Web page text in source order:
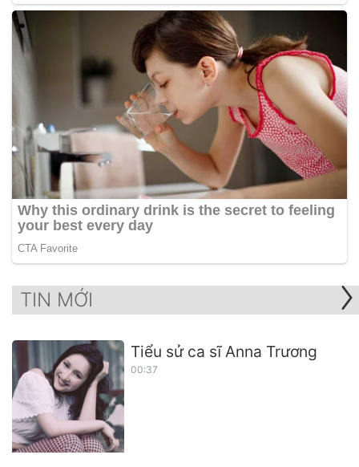
TIN MỚI
Tiểu sử ca sĩ Anna Trương
00:37